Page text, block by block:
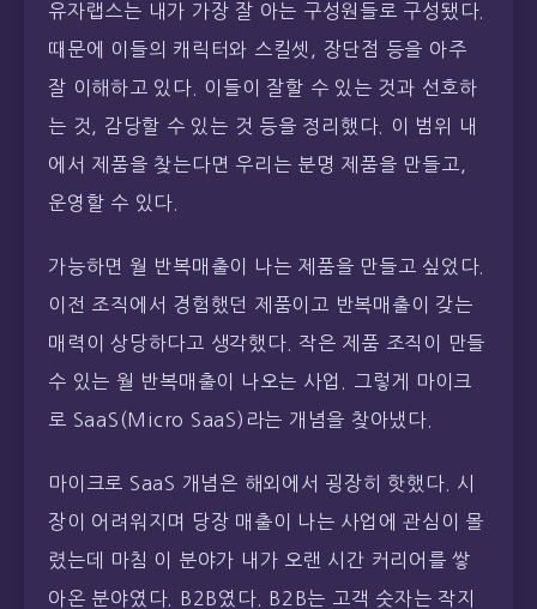
유자랩스는 내가 가장 잘 아는 구성원들로 구성됐다.
때문에 이들의 캐릭터와 스킬셋, 장단점 등을 아주
잘 이해하고 있다. 이들이 잘할 수 있는 것과 선호하
는 것, 감당할 수 있는 것 등을 정리했다. 이 범위 내
에서 제품을 찾는다면 우리는 분명 제품을 만들고,
운영할 수 있다.
가능하면 월 반복매출이 나는 제품을 만들고 싶었다.
이전 조직에서 경험했던 제품이고 반복매출이 갖는
매력이 상당하다고 생각했다. 작은 제품 조직이 만들
수 있는 월 반복매출이 나오는 사업. 그렇게 마이크
로 SaaS(Micro SaaS)라는 개념을 찾아냈다.
마이크로 SaaS 개념은 해외에서 굉장히 핫했다. 시
장이 어려워지며 당장 매출이 나는 사업에 관심이 몰
렸는데 마침 이 분야가 내가 오랜 시간 커리어를 쌓
아온 분야였다. B2B였다. B2B는 고객 숫자는 작지